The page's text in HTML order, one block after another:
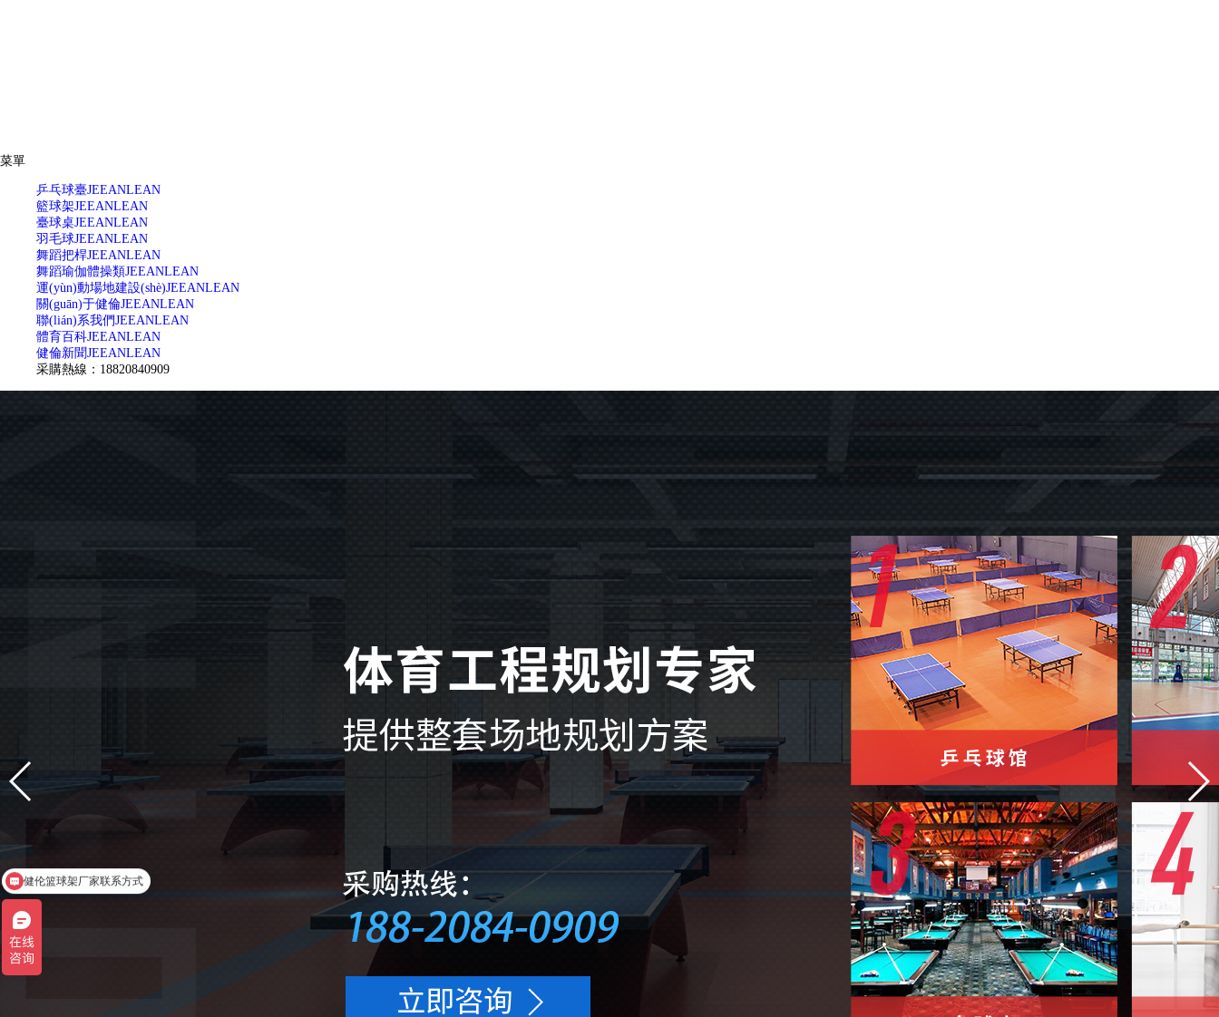
菜單
乒乓球臺JEEANLEAN
籃球架JEEANLEAN
臺球桌JEEANLEAN
羽毛球JEEANLEAN
舞蹈把桿JEEANLEAN
舞蹈瑜伽體操類JEEANLEAN
運(yùn)動場地建設(shè)JEEANLEAN
關(guān)于健倫JEEANLEAN
聯(lián)系我們JEEANLEAN
體育百科JEEANLEAN
健倫新聞JEEANLEAN
采購熱線：18820840909
健伦篮球架厂家联系方式